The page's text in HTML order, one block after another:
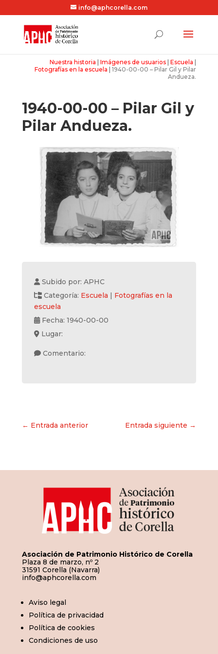
info@aphcorella.com
Nuestra historia |Imágenes de usuarios |Escuela
Fotografías en la escuela |1940-00-00 – Pilar Gil y Pilar
Andueza.
1940-00-00 – Pilar Gil y
Pilar Andueza.
Subido por: APHC
Categoría: Escuela
Fotografías en la
escuela
Fecha: 1940-00-00
Lugar:
Comentario:
Navegación
← Entrada anterior Entrada siguiente →
Asociación de Patrimonio Histórico de Corella
Plaza 8 de marzo, nº 2
31591 Corella (Navarra)
info@aphcorella.com
Aviso legal
Política de privacidad
Política de cookies
Condiciones de uso